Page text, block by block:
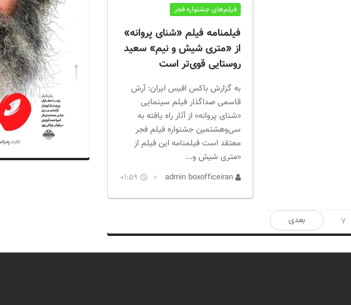
فیلم‌های جشنواره فجر
فیلمنامه فیلم «شنای پروانه»
از «متری شیش و نیم» سعید
روستایی قوی‌تر است
به گزارش باکس افیس ایران: آرش
قاسمی صداگذار فیلم سینمایی
«شنای پروانه» از آثار راه یافته به
سی‌وهشتمین جشنواره فیلم فجر
معتقد است فیلمنامه این فیلم از
«متری شیش و...
admin boxofficeiran
01:59
7 بعدی